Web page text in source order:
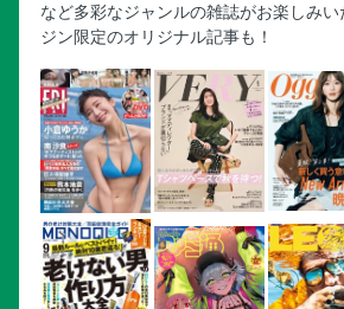
など多彩なジャンルの雑誌がお楽しみ
ジン限定のオリジナル記事も！